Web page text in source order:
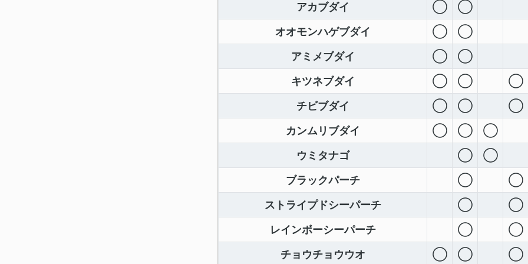
アカブダイ ◯
◯
オオモンハゲブダイ
◯
◯
アミメブダイ
◯
◯
キツネブダイ
◯ ◯
◯
チビブダイ
◯ ◯
◯
カンムリブダイ
◯ ◯
◯
ウミタナゴ
◯
◯
ブラックパーチ
◯
◯
ストライプドシーパーチ
◯
◯
レインボーシーパーチ
◯
◯
チョウチョウウオ
◯ ◯ ◯